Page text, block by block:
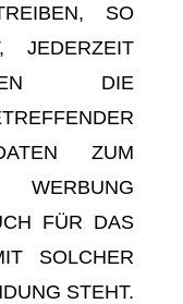
SO
DIE
ZUM
FÜR DAS
SOLCHER
STEHT.